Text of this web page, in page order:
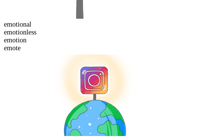
emotional
emotionless
emotion
emote